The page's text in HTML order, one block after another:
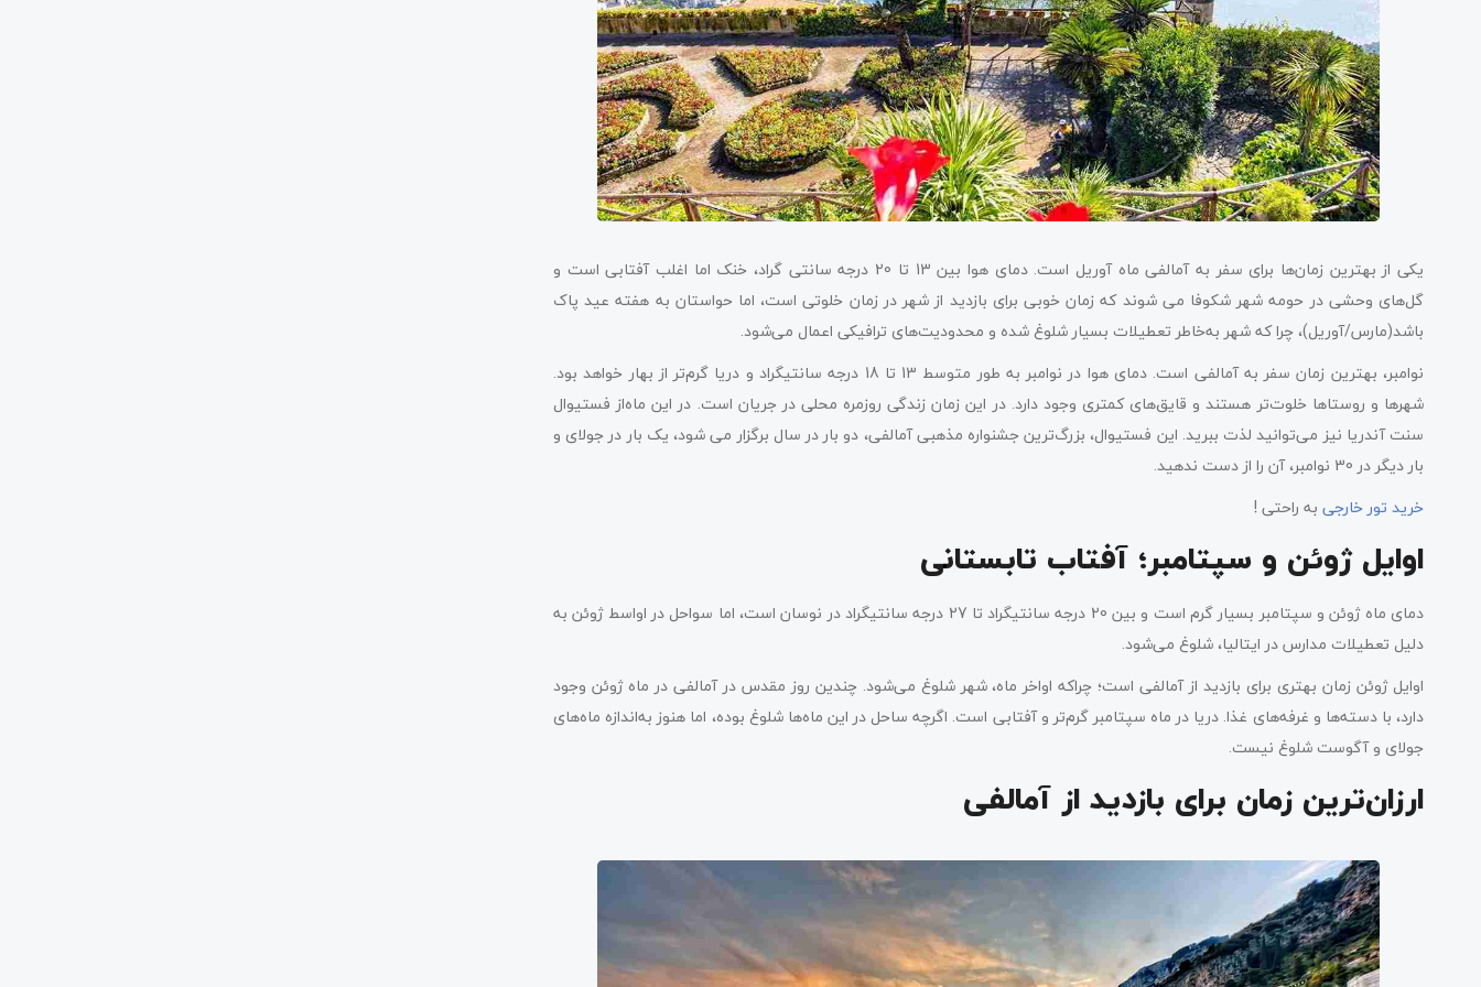
یکی از بهترین زمان‌ها برای سفر به آمالفی ماه آوریل است. دمای هوا بین 13 تا 20 درجه سانتی گراد، خنک اما اغلب آفتابی است و
گل‌های وحشی در حومه شهر شکوفا می شوند که زمان خوبی برای بازدید از شهر در زمان خلوتی است، اما حواستان به هفته عید پاک
باشد(مارس/آوریل)، چرا که شهر به‌خاطر تعطیلات بسیار شلوغ شده و محدودیت‌های ترافیکی اعمال می‌شود.
نوامبر، بهترین زمان سفر به آمالفی است. دمای هوا در نوامبر به طور متوسط 13 تا 18 درجه سانتیگراد و دریا گرم‌تر از بهار خواهد بود.
شهرها و روستاها خلوت‌تر هستند و قایق‌های کمتری وجود دارد. در این زمان زندگی روزمره محلی در جریان است. در این ماه‌از فستیوال
سنت آندریا نیز می‌توانید لذت ببرید. این فستیوال، بزرگ‌ترین جشنواره مذهبی آمالفی، دو بار در سال برگزار می شود، یک بار در جولای و
بار دیگر در 30 نوامبر، آن را از دست ندهید.
خرید تور خارجی به راحتی !
اوایل ژوئن و سپتامبر؛ آفتاب تابستانی
دمای ماه ژوئن و سپتامبر بسیار گرم است و بین 20 درجه سانتیگراد تا 27 درجه سانتیگراد در نوسان است، اما سواحل در اواسط ژوئن به
دلیل تعطیلات مدارس در ایتالیا، شلوغ می‌شود.
اوایل ژوئن زمان بهتری برای بازدید از آمالفی است؛ چراکه اواخر ماه، شهر شلوغ می‌شود. چندین روز مقدس در آمالفی در ماه ژوئن وجود
دارد، با دسته‌ها و غرفه‌های غذا. دریا در ماه سپتامبر گرم‌تر و آفتابی است. اگرچه ساحل در این ماه‌ها شلوغ بوده، اما هنوز به‌اندازه ماه‌های
جولای و آگوست شلوغ نیست.
ارزان‌ترین زمان برای بازدید از آمالفی